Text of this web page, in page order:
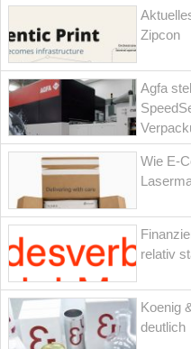
Zipcon
Agfa
Wie E-
relativ
Koenig
deutlich